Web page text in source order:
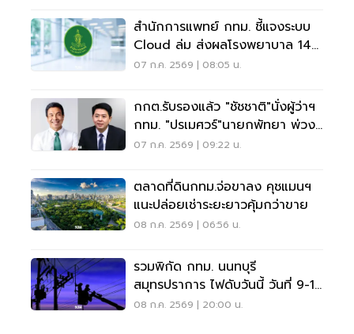
สำนักการแพทย์ กทม. ชี้แจงระบบ
Cloud ล่ม ส่งผลโรงพยาบาล 14
แห่งให้บริการล่าช้า
07 ก.ค. 2569 | 08:05 น.
กกต.รับรองแล้ว "ชัชชาติ"นั่งผู้ว่าฯ
กทม. "ปรเมศวร์"นายกพัทยา พ่วง
50 ส.ก.
07 ก.ค. 2569 | 09:22 น.
ตลาดที่ดินกทม.จ่อขาลง คุชแมนฯ
แนะปล่อยเช่าระยะยาวคุ้มกว่าขาย
08 ก.ค. 2569 | 06:56 น.
รวมพิกัด กทม. นนทบุรี
สมุทรปราการ ไฟดับวันนี้ วันที่ 9-10
ก.ค.69
08 ก.ค. 2569 | 20:00 น.